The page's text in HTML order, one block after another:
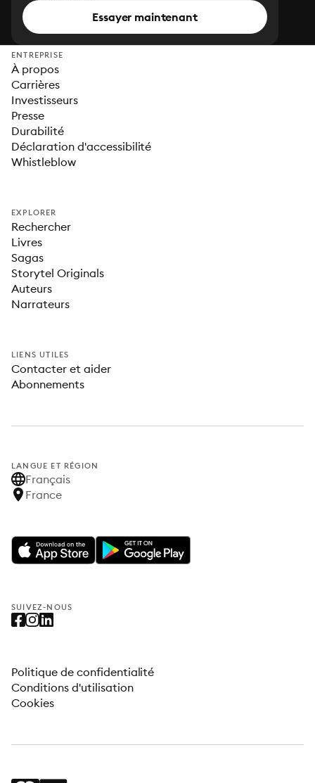
Essayer maintenant
ENTREPRISE
À propos
Carrières
Investisseurs
Presse
Durabilité
Déclaration d'accessibilité
Whistleblow
EXPLORER
Rechercher
Livres
Sagas
Storytel Originals
Auteurs
Narrateurs
LIENS UTILES
Contacter et aider
Abonnements
LANGUE ET RÉGION
Français
France
SUIVEZ-NOUS
Politique de confidentialité
Conditions d'utilisation
Cookies